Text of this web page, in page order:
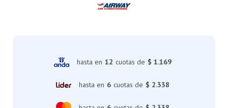
hasta en 12 cuotas de $ 1.169
hasta en 6 cuotas de $ 2.338